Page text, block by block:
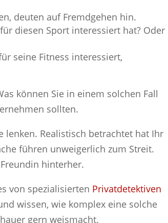
deuten auf Fremdgehen hin.
diesen Sport interessiert hat? Oder
seine Fitness interessiert,
können Sie in einem solchen Fall
sollten.
lenken. Realistisch betrachtet hat Ihr
führen unweigerlich zum Streit.
hinterher.
von spezialisierten Privatdetektiven
wissen, wie komplex eine solche
gern weismacht.